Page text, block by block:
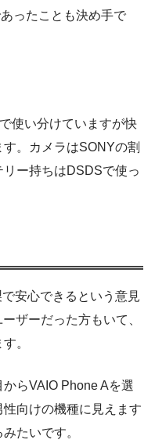
ったことも決め手で
使い分けていますが快
。カメラはSONYの割
ー持ちはDSDSで使っ
安心できるという意見
ザーだった方もいて、
。
らVAIO Phone Aを選
向けの機種に見えます
たいです。